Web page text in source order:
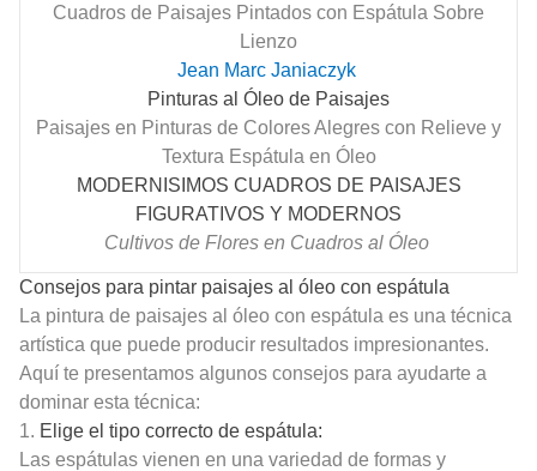
Cuadros de Paisajes Pintados con Espátula Sobre
Lienzo
Jean Marc Janiaczyk
Pinturas al Óleo de Paisajes
Paisajes en Pinturas de Colores Alegres con Relieve y
Textura Espátula en Óleo
MODERNISIMOS CUADROS DE PAISAJES
FIGURATIVOS Y MODERNOS
Cultivos de Flores en Cuadros al Óleo
Consejos para pintar paisajes al óleo con espátula
La pintura de paisajes al óleo con espátula es una técnica
artística que puede producir resultados impresionantes.
Aquí te presentamos algunos consejos para ayudarte a
dominar esta técnica:
1. Elige el tipo correcto de espátula:
Las espátulas vienen en una variedad de formas y